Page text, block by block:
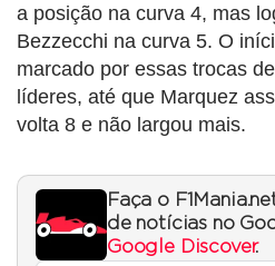
a posição na curva 4, mas
Bezzecchi na curva 5. O
marcado por essas trocas
líderes, até que Marquez
volta 8 e não largou mais.
Faça o
de notícias no
Google Discover.